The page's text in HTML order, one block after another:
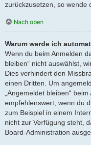
zurückzusetzen, so wende
Nach oben
Warum werde ich
Wenn du beim Anmelden
bleiben“ nicht auswählst,
Dies verhindert den
einen Dritten. Um
„Angemeldet bleiben“
empfehlenswert, wenn du
zum Beispiel in einem
nicht zur Verfügung steht,
Board-Administration